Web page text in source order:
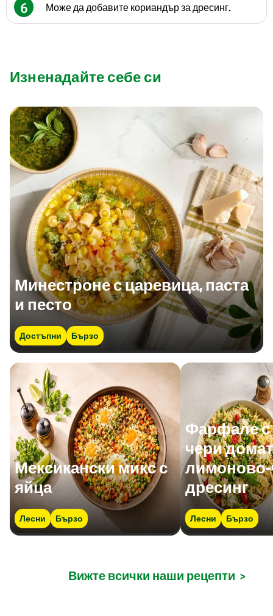
6 Може да добавите кориандър за дресинг.
Изненадайте себе си
Минестроне с царевица, паста
и песто
Достъпни Бързо
Мексикански микс с
яйца
Лесни Бързо
Фарфале с
чери
дресинг
Лесни Бързо
Вижте всички наши рецепти >